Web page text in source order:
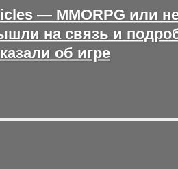
— MMORPG или
на связь и
об игре